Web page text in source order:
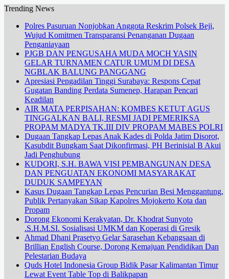
Trending News
Polres Pasuruan Nonjobkan Anggota Reskrim Polsek Beji,
Wujud Komitmen Transparansi Penanganan Dugaan
Penganiayaan
PJGB DAN PENGUSAHA MUDA MOCH YASIN
GELAR TURNAMEN CATUR UMUM DI DESA
NGBLAK BALUNG PANGGANG
Apresiasi Pengadilan Tinggi Surabaya: Respons Cepat
Gugatan Banding Perdata Sumenep, Harapan Pencari
Keadilan
AIR MATA PERPISAHAN: KOMBES KETUT AGUS
TINGGALKAN BALI, RESMI JADI PEMERIKSA
PROPAM MADYA TK.III DIV PROPAM MABES POLRI
Dugaan Tangkap Lepas Anak Kades di Polda Jatim Disorot,
Kasubdit Bungkam Saat Dikonfirmasi, PH Berinisial B Akui
Jadi Penghubung
KUDORI, S.H. BAWA VISI PEMBANGUNAN DESA
DAN PENGUATAN EKONOMI MASYARAKAT
DUDUK SAMPEYAN
Kasus Dugaan Tangkap Lepas Pencurian Besi Menggantung,
Publik Pertanyakan Sikap Kapolres Mojokerto Kota dan
Propam
Dorong Ekonomi Kerakyatan, Dr. Khodrat Sunyoto
.S.H.M.SI. Sosialisasi UMKM dan Koperasi di Gresik
Ahmad Dhani Prasetyo Gelar Sarasehan Kebangsaan di
Brillian English Course, Dorong Kemajuan Pendidikan Dan
Pelestarian Budaya
Quds Hotel Indonesia Group Bidik Pasar Kalimantan Timur
Lewat Event Table Top di Balikpapan